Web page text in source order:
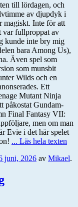
till lördagen, och
av djupdyk i
magiskt. Inte för att
var fullproppat av
kunde inte bry mig
bara Among Us),
Även spel som
som munsbit
Wilds och en
Ett
Mutant Ninja
påkostat Gundam-
Final Fantasy VII:
men om man
Evie i det här spelet
... Läs hela texten
juni, 2026 av Mikael.